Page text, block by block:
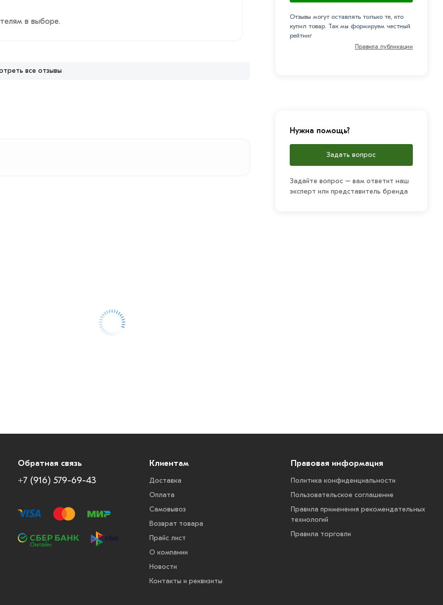
в выборе.
все отзывы
Отзывы могут оставлять только те, кто
купил товар. Так мы формируем честный
рейтинг
Правила публикации
Нужна помощь?
Задать вопрос
Задайте вопрос – вам ответит наш
эксперт или представитель бренда
Обратная связь
+7 (916) 579-69-43
Клиентам
Доставка
Оплата
Самовывоз
Возврат товара
Прайс лист
О компании
Новости
Контакты и реквизиты
Правовая информация
Политика конфиденциальности
Пользовательское соглашение
Правила применения рекомендательных
технологий
Правила торговли